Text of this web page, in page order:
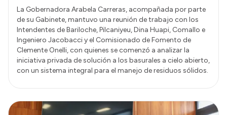
La Gobernadora Arabela Carreras, acompañada por parte
de su Gabinete, mantuvo una reunión de trabajo con los
Intendentes de Bariloche, Pilcaniyeu, Dina Huapi, Comallo e
Ingeniero Jacobacci y el Comisionado de Fomento de
Clemente Onelli, con quienes se comenzó a analizar la
iniciativa privada de solución a los basurales a cielo abierto,
con un sistema integral para el manejo de residuos sólidos.